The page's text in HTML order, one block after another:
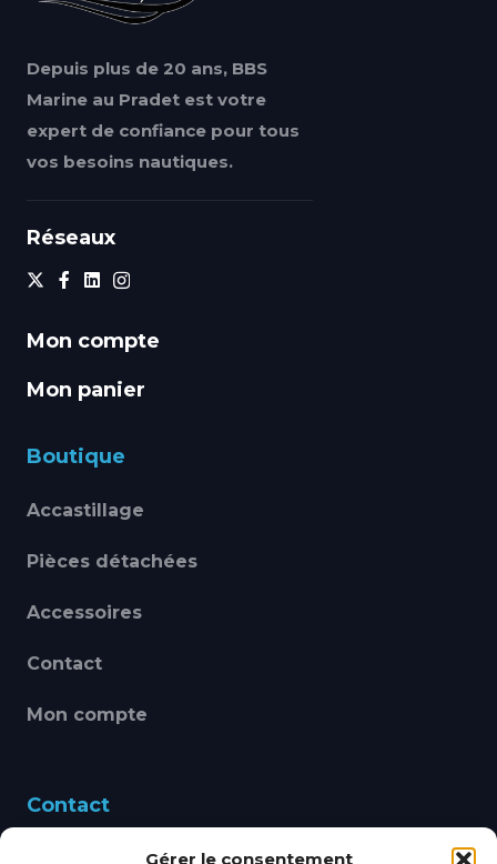
Gérer le consentement
Depuis plus de 20 ans, BBS
Marine au Pradet est votre
expert de confiance pour tous
vos besoins nautiques.
Réseaux
Mon compte
Mon panier
Boutique
Accastillage
Pièces détachées
Accessoires
Contact
Mon compte
Contact